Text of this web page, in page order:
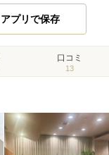
アプリで保存
口コミ
13